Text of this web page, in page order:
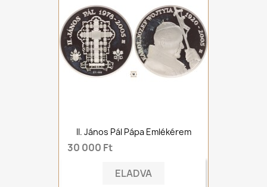
II. János Pál Pápa Emlékérem
30 000 Ft
ELADVA